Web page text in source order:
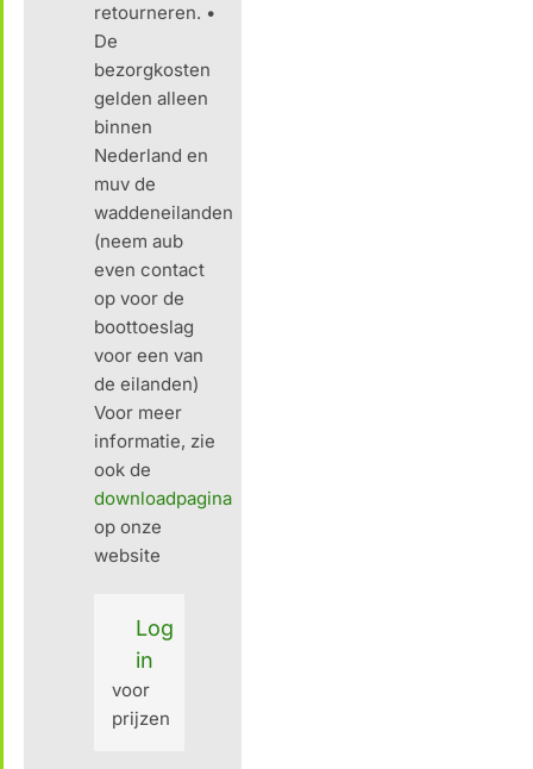
retourneren. •
De
bezorgkosten
gelden alleen
binnen
Nederland en
muv de
waddeneilanden
(neem aub
even contact
op voor de
boottoeslag
voor een van
de eilanden)
Voor meer
informatie, zie
ook de
downloadpagina
op onze
website
Log
in
voor
prijzen